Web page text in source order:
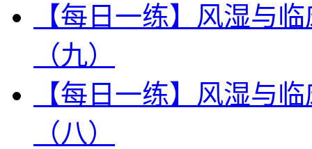
【每日一练】风湿与
（九）
【每日一练】风湿与
（八）